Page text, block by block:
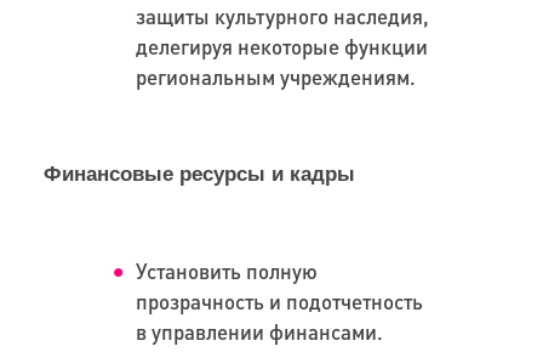
защиты культурного наследия,
делегируя некоторые функции
региональным учреждениям.
Финансовые ресурсы и кадры
Установить полную
прозрачность и подотчетность
в управлении финансами.